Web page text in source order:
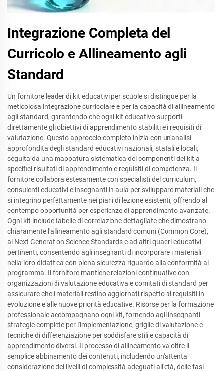
Integrazione Completa del
Curricolo e Allineamento agli
Standard
Un fornitore leader di kit educativi per scuole si distingue per la
meticolosa integrazione curricolare e per la capacità di allineamento
agli standard, garantendo che ogni kit educativo supporti
direttamente gli obiettivi di apprendimento stabiliti e i requisiti di
valutazione. Questo approccio completo inizia con un'analisi
approfondita degli standard educativi nazionali, statali e locali,
seguita da una mappatura sistematica dei componenti del kit a
specifici risultati di apprendimento e requisiti di competenza. Il
fornitore collabora estesamente con specialisti del curriculum,
consulenti educativi e insegnanti in aula per sviluppare materiali che
si integrino perfettamente nei piani di lezione esistenti, offrendo al
contempo opportunità per esperienze di apprendimento avanzate.
Ogni kit include tabelle di correlazione dettagliate che dimostrano
chiaramente l'allineamento agli standard comuni (Common Core),
ai Next Generation Science Standards e ad altri quadri educativi
pertinenti, consentendo agli insegnanti di incorporare i materiali
nella loro didattica con piena sicurezza riguardo alla conformità al
programma. Il fornitore mantiene relazioni continuative con
organizzazioni di valutazione educativa e comitati di standard per
assicurare che i materiali restino aggiornati rispetto ai requisiti in
evoluzione e alle nuove priorità educative. Risorse per la formazione
professionale accompagnano ogni kit, fornendo agli insegnanti
strategie complete per l'implementazione, griglie di valutazione e
tecniche di differenziazione per soddisfare stili e capacità di
apprendimento diversi. Il processo di allineamento va oltre il
semplice abbinamento dei contenuti, includendo un'attenta
considerazione dei livelli di complessità adeguati all'età, delle fasi